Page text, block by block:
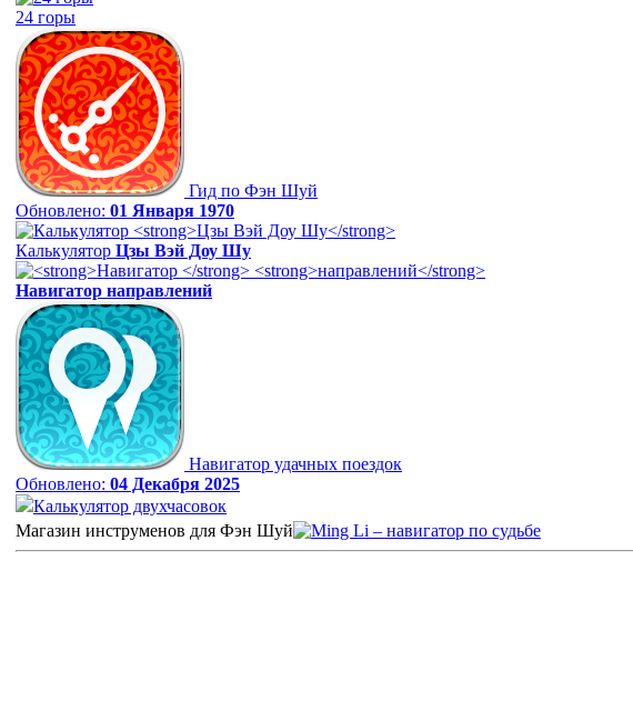
24 горы
Гид по Фэн Шуй
Обновлено: 01 Января 1970
Калькулятор Цзы Вэй Доу Шу
Навигатор направлений
Навигатор удачных поездок
Обновлено: 04 Декабря 2025
Калькулятор двухчасовок
Магазин инструменов для Фэн Шуй